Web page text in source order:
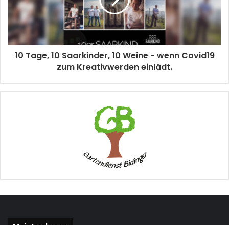
10 Tage, 10 Saarkinder, 10 Weine - wenn Covid19
zum Kreativwerden einlädt.